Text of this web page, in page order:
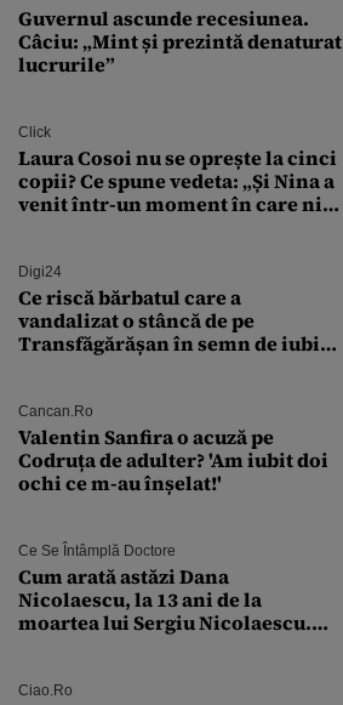
Guvernul ascunde recesiunea.
Câciu: „Mint și prezintă denaturat
lucrurile”
Click
Laura Cosoi nu se oprește la cinci
copii? Ce spune vedeta: „Și Nina a
venit într-un moment în care nici
Digi24
Ce riscă bărbatul care a
vandalizat o stâncă de pe
Transfăgărășan în semn de iubire
Cancan.ro
Valentin Sanfira o acuză pe
Codruța de adulter? 'Am iubit doi
ochi ce m-au înșelat!'
Ce Se Întâmplă Doctore
Cum arată astăzi Dana
Nicolaescu, la 13 ani de la
moartea lui Sergiu Nicolaescu.
Ciao.ro